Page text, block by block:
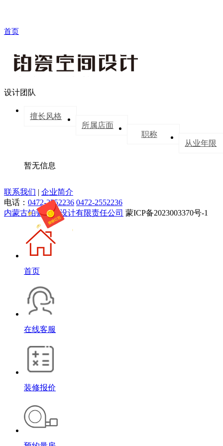
首页
设计团队
擅长风格
所属店面
职称
从业年限
暂无信息
联系我们 | 企业简介
电话： 0472-2552236 0472-2552236
内蒙古铂瓷空间设计有限责任公司 蒙ICP备2023003370号-1
首页
在线客服
装修报价